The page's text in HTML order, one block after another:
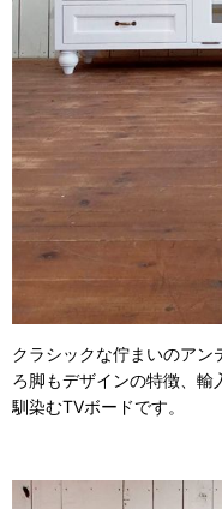
クラシックな佇まいのアン
ろ脚もデザインの特徴、輸
馴染むTVボードです。